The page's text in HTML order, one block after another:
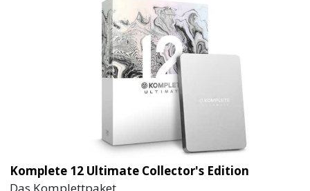
Komplete 12 Ultimate Collector's Edition
Das Komplettpaket